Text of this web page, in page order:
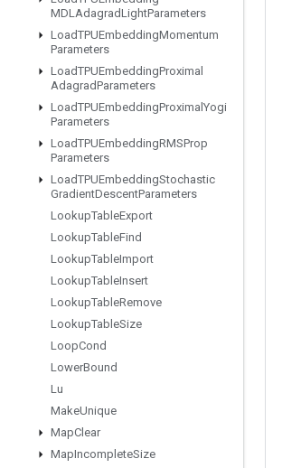
MDLAdagradLightParameters
LoadTPUEmbeddingMomentum
Parameters
LoadTPUEmbeddingProximal
AdagradParameters
LoadTPUEmbeddingProximal Yogi
Parameters
LoadTPUEmbeddingRMSProp
Parameters
LoadTPUEmbeddingStochastic
GradientDescentParameters
LookupTableExport
LookupTableFind
LookupTableImport
LookupTableInsert
LookupTableRemove
LookupTableSize
LoopCond
LowerBound
Lu
MakeUnique
MapClear
MapIncompleteSize